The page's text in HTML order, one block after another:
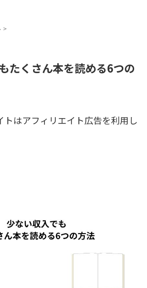
>
たくさん本を読める6つの
はアフィリエイト広告を利用し